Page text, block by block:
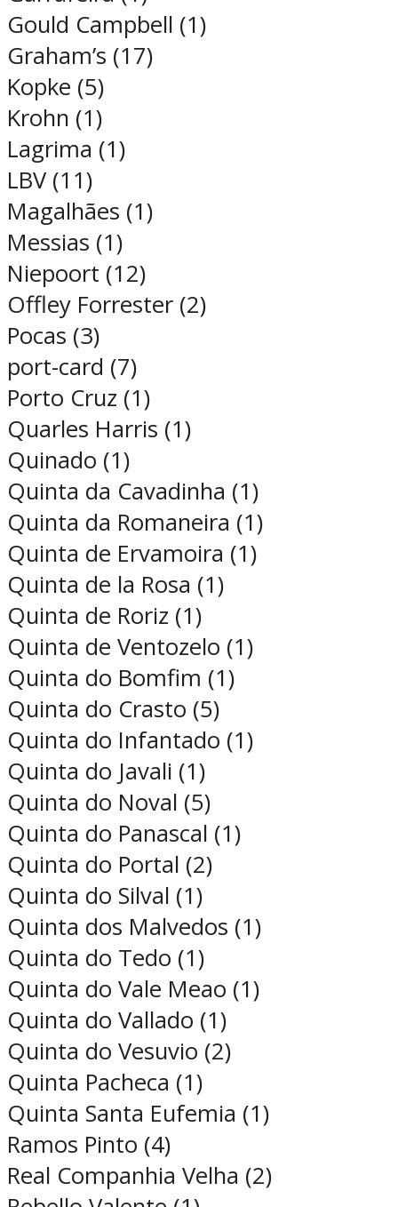
Gould Campbell (1)
Graham’s (17)
Kopke (5)
Krohn (1)
Lagrima (1)
LBV (11)
Magalhães (1)
Messias (1)
Niepoort (12)
Offley Forrester (2)
Pocas (3)
port-card (7)
Porto Cruz (1)
Quarles Harris (1)
Quinado (1)
Quinta da Cavadinha (1)
Quinta da Romaneira (1)
Quinta de Ervamoira (1)
Quinta de la Rosa (1)
Quinta de Roriz (1)
Quinta de Ventozelo (1)
Quinta do Bomfim (1)
Quinta do Crasto (5)
Quinta do Infantado (1)
Quinta do Javali (1)
Quinta do Noval (5)
Quinta do Panascal (1)
Quinta do Portal (2)
Quinta do Silval (1)
Quinta dos Malvedos (1)
Quinta do Tedo (1)
Quinta do Vale Meao (1)
Quinta do Vallado (1)
Quinta do Vesuvio (2)
Quinta Pacheca (1)
Quinta Santa Eufemia (1)
Ramos Pinto (4)
Real Companhia Velha (2)